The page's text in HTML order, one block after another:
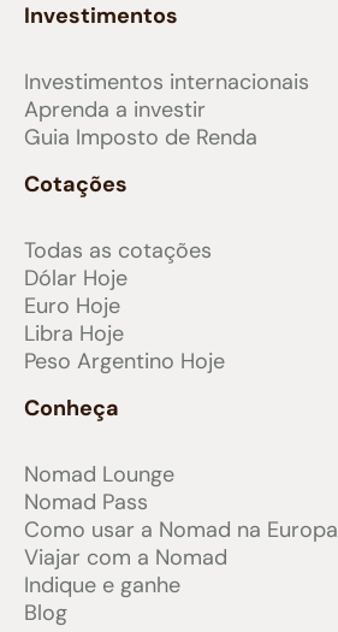
Investimentos
Investimentos internacionais
Aprenda a investir
Guia Imposto de Renda
Cotações
Todas as cotações
Dólar Hoje
Euro Hoje
Libra Hoje
Peso Argentino Hoje
Conheça
Nomad Lounge
Nomad Pass
Como usar a Nomad na Europa
Viajar com a Nomad
Indique e ganhe
Blog